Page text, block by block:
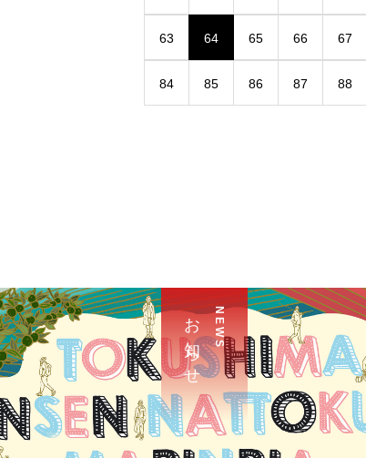
63 64 65 66 67
84 85 86 87 88
N E W S
お 知 ら せ